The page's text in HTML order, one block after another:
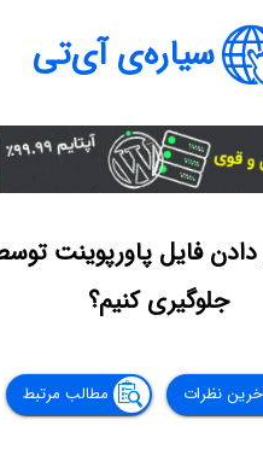
سیاره‌ی آی‌تی
دادن فایل پاورپوینت
جلوگیری کنیم؟
نظرات مطالب مرتبط